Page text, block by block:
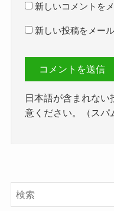
新しいコメントを
新しい投稿をメー
日本語が含まれない
意ください。（スパ